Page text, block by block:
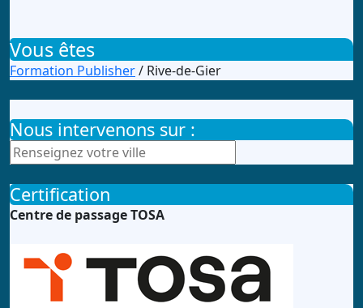
Vous êtes
Formation Publisher/ Rive-de-Gier
Nous intervenons sur :
Certification
Centre de passage TOSA